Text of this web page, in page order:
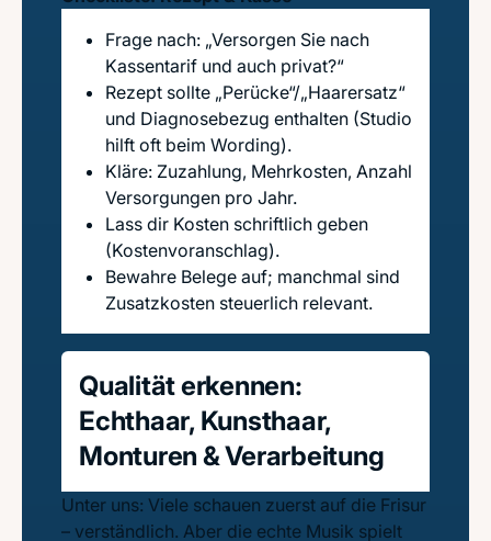
Frage nach: „Versorgen Sie nach
Kassentarif und auch privat?“
Rezept sollte „Perücke“/„Haarersatz“
und Diagnosebezug enthalten (Studio
hilft oft beim Wording).
Kläre: Zuzahlung, Mehrkosten, Anzahl
Versorgungen pro Jahr.
Lass dir Kosten schriftlich geben
(Kostenvoranschlag).
Bewahre Belege auf; manchmal sind
Zusatzkosten steuerlich relevant.
Qualität erkennen:
Echthaar, Kunsthaar,
Monturen & Verarbeitung
Unter uns: Viele schauen zuerst auf die Frisur
– verständlich. Aber die echte Musik spielt